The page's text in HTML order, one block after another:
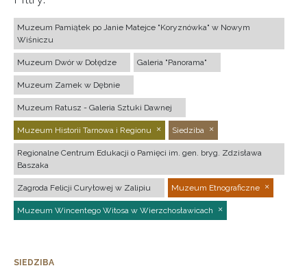
Muzeum Pamiątek po Janie Matejce "Koryznówka" w Nowym
Wiśniczu
Muzeum Dwór w Dołędze Galeria "Panorama"
Muzeum Zamek w Dębnie
Muzeum Ratusz - Galeria Sztuki Dawnej
Muzeum Historii Tarnowa i Regionu Siedziba
Regionalne Centrum Edukacji o Pamięci im. gen. bryg. Zdzisława
Baszaka
Zagroda Felicji Curyłowej w Zalipiu Muzeum Etnograficzne
Muzeum Wincentego Witosa w Wierzchosławicach
SIEDZIBA